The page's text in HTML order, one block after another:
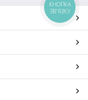
КНОПКА
ЗВ'ЯЗКУ